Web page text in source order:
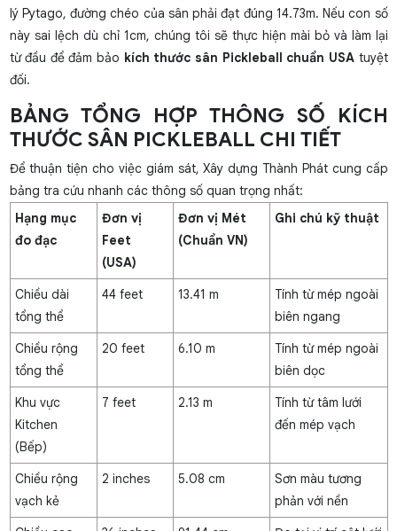
lý Pytago, đường chéo của sân phải đạt đúng 14.73m. Nếu con số
này sai lệch dù chỉ 1cm, chúng tôi sẽ thực hiện mài bỏ và làm lại
từ đầu để đảm bảo kích thước sân Pickleball chuẩn USAtuyệt
đối.
BẢNG TỔNG HỢP THÔNG SỐ KÍCH
THƯỚC SÂN PICKLEBALL CHI TIẾT
Để thuận tiện cho việc giám sát, Xây dựng Thành Phát cung cấp
bảng tra cứu nhanh các thông số quan trọng nhất:
Hạng mục
đo đạc
Đơn vị
Feet
(USA)
Đơn vị Mét
(Chuẩn VN)
Ghi chú kỹ thuật
Chiều dài
tổng thể
44 feet 13.41 m
Tính từ mép ngoài
biên ngang
Chiều rộng
tổng thể
20 feet 6.10 m
Tính từ mép ngoài
biên dọc
Khu vực
Kitchen
(Bếp)
7 feet 2.13 m
Tính từ tâm lưới
đến mép vạch
Chiều rộng
vạch kẻ
2 inches 5.08 cm
Sơn màu tương
phản với nền